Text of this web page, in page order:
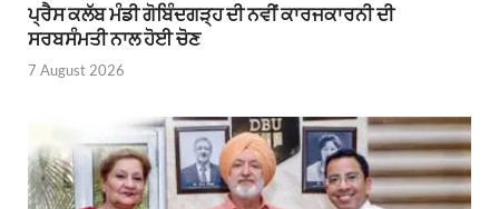
ਪ੍ਰੈਸ ਕਲੱਬ ਮੰਡੀ ਗੋਬਿੰਦਗੜ੍ਹ ਦੀ ਨਵੀਂ ਕਾਰਜਕਾਰਨੀ ਦੀ
ਸਰਬਸੰਮਤੀ ਨਾਲ ਹੋਈ ਚੋਣ
7 August 2026